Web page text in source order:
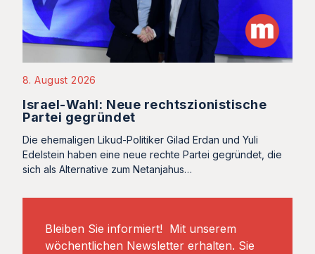
8. August 2026
Israel-Wahl: Neue rechtszionistische
Partei gegründet
Die ehemaligen Likud-Politiker Gilad Erdan und Yuli
Edelstein haben eine neue rechte Partei gegründet, die
sich als Alternative zum Netanjahus…
Bleiben Sie informiert! Mit unserem
wöchentlichen Newsletter erhalten. Sie